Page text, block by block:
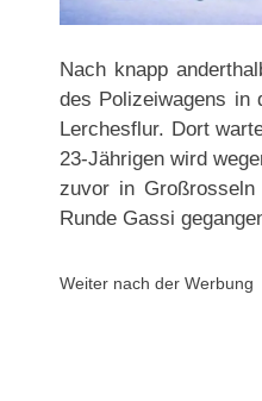
Nach knapp
des Polizeiwagens in
Lerchesflur. Dort
23-Jährigen wird
zuvor in
Runde Gassi
Weiter nach der Werbung